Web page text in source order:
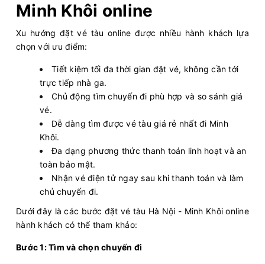
Minh Khôi online
Xu hướng đặt vé tàu online được nhiều hành khách lựa
chọn với ưu điểm:
Tiết kiệm tối đa thời gian đặt vé, không cần tới
trực tiếp nhà ga.
Chủ động tìm chuyến đi phù hợp và so sánh giá
vé.
Dễ dàng tìm được vé tàu giá rẻ nhất đi Minh
Khôi.
Đa dạng phương thức thanh toán linh hoạt và an
toàn bảo mật.
Nhận vé điện tử ngay sau khi thanh toán và làm
chủ chuyến đi.
Dưới đây là các bước đặt vé tàu Hà Nội - Minh Khôi online
hành khách có thể tham khảo:
Bước 1: Tìm và chọn chuyến đi